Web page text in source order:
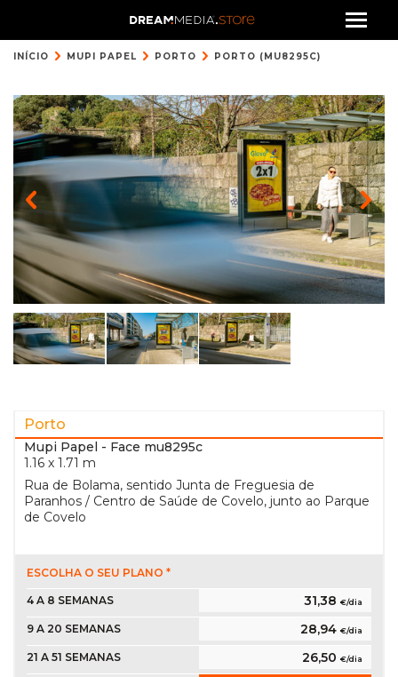
INÍCIO MUPI PAPEL PORTO PORTO (MU8295C)
Porto
Mupi Papel - Face mu8295c
1.16 x 1.71 m
Rua de Bolama, sentido Junta de Freguesia de
Paranhos / Centro de Saúde de Covelo, junto ao Parque
de Covelo
ESCOLHA O SEU PLANO *
4 A 8 SEMANAS 31,38 €/dia
9 A 20 SEMANAS 28,94 €/dia
21 A 51 SEMANAS 26,50 €/dia